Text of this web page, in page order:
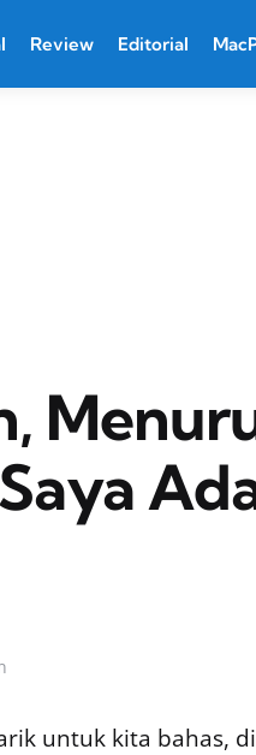
Review Editorial
untuk kita bahas,